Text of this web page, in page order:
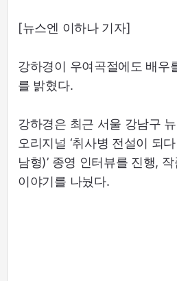
[뉴스엔 이하나 기자]
강하경이 우여곡절에도 배우
를 밝혔다.
강하경은 최근 서울 강남구
오리지널 ‘취사병 전설이 되
남형)’ 종영 인터뷰를 진행,
이야기를 나눴다.